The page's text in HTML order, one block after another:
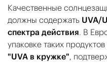
Качественные
должны содержать UVA/
спектра действия. В
упаковке таких
"UVA в кружке",